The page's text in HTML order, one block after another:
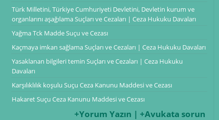
Türk Milletini, Türkiye Cumhuriyeti Devletini, Devletin kurum ve
organlarını aşağılama Suçları ve Cezaları | Ceza Hukuku Davaları
Yağma Tck Madde Suçu ve Cezası
Kaçmaya imkan sağlama Suçları ve Cezaları | Ceza Hukuku Davaları
Yasaklanan bilgileri temin Suçları ve Cezaları | Ceza Hukuku
Davaları
Karşılıklılık koşulu Suçu Ceza Kanunu Maddesi ve Cezası
Hakaret Suçu Ceza Kanunu Maddesi ve Cezası
+Yorum Yazın | +Avukata sorun